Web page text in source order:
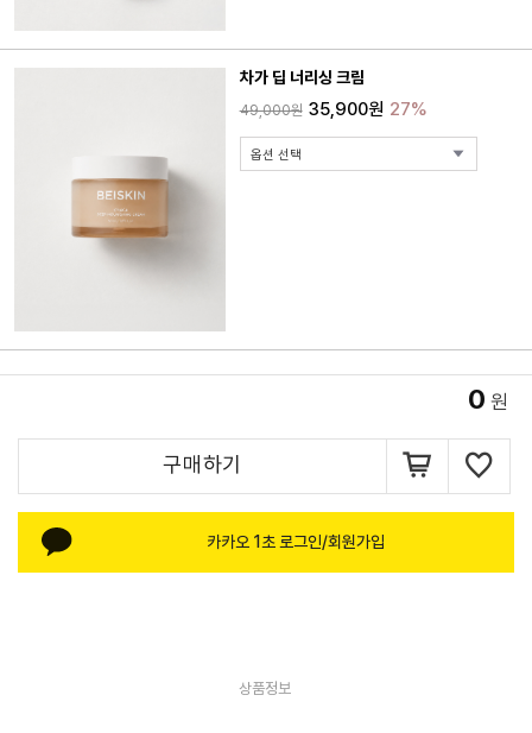
차가 딥 너리싱 크림
49,000원 35,900원 27%
0 원
구매하기
카카오 1초 로그인/회원가입
상품정보